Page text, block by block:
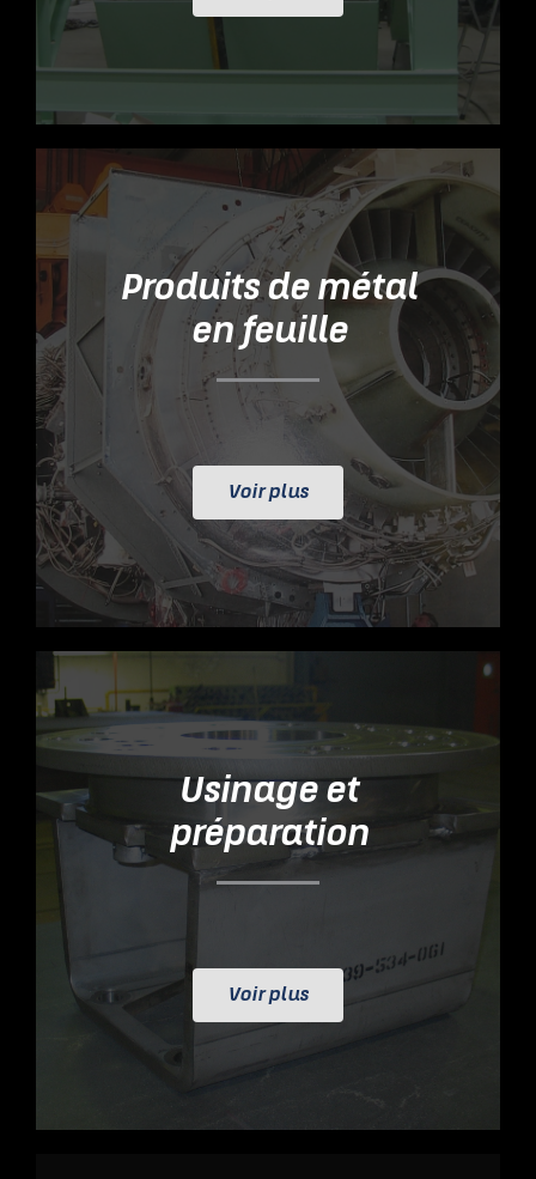
Produits de métal
en feuille
Voir plus
Usinage et
préparation
Voir plus